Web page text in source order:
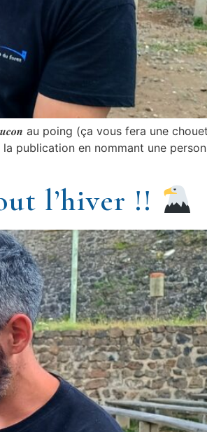
au poing (ça vous fera une
publication en nommant une
l’hiver !!